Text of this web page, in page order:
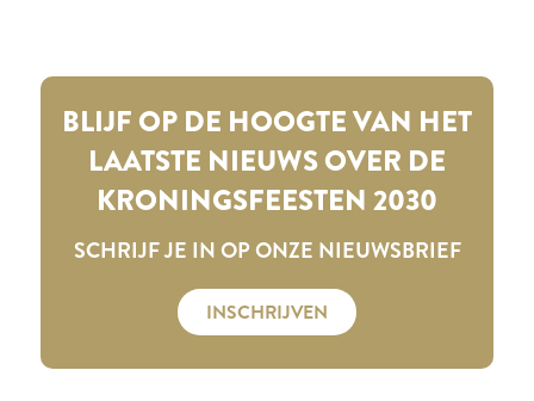
BLIJF OP DE HOOGTE VAN HET
LAATSTE NIEUWS OVER DE
KRONINGSFEESTEN 2030
SCHRIJF JE IN OP ONZE NIEUWSBRIEF
INSCHRIJVEN